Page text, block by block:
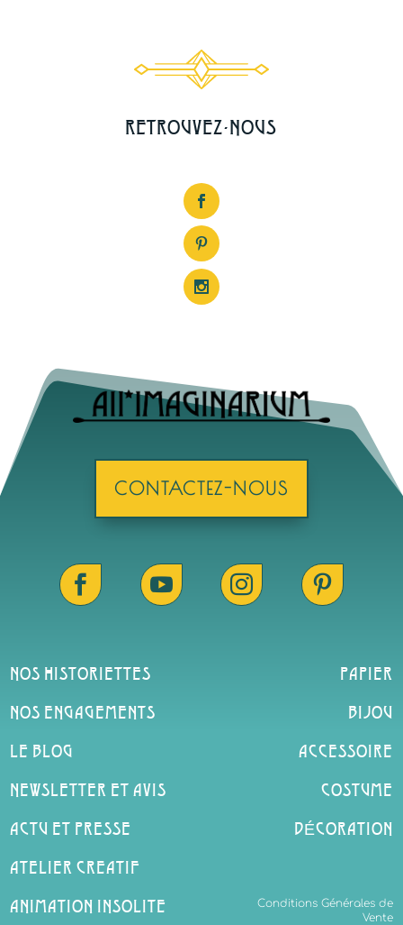
RETROUVEZ-NOUS
CONTACTEZ-NOUS
   
DÉCORATION
ACTU ET PRESSE
COSTUME
NEWSLETTER ET AVIS
ACCESSOIRE
LE BLOG
BIJOU
NOS ENGAGEMENTS
PAPIER
NOS HISTORIETTES
Conditions Générales de
Vente
ANIMATION INSOLITE
ATELIER CREATIF